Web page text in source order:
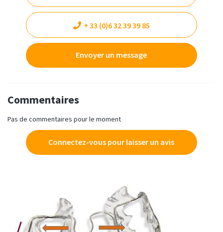
+ 33 (0)6 32 39 39 85
Envoyer un message
Commentaires
Pas de commentaires pour le moment
Connectez-vous pour laisser un avis